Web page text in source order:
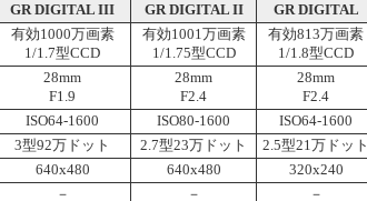
GR DIGITAL III GR DIGITAL II
GR DIGITAL
有効1000万画素
1/1.7型CCD
有効1001万画素
1/1.75型CCD
有効813万画素
1/1.8型CCD
28mm
F1.9
28mm
F2.4
28mm
F2.4
ISO64-1600 ISO80-1600
ISO64-1600
3型92万ドット 2.7型23万ドット
2.5型21万ドット
640x480 640x480
320x240
－ －
－